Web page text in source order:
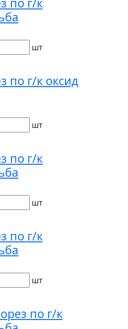
шт
по г/к оксид
шт
по г/к
шт
по г/к
шт
по г/к